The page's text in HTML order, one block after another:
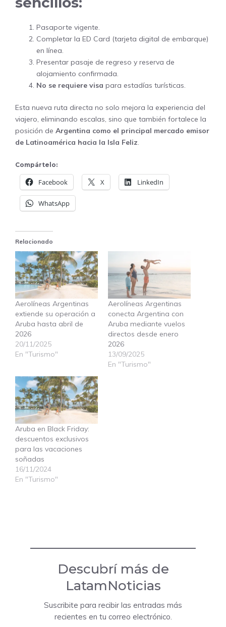
Pasaporte vigente.
Completar la ED Card (tarjeta digital de embarque)
en línea.
Presentar pasaje de regreso y reserva de
alojamiento confirmada.
No se requiere visa para estadías turísticas.
Esta nueva ruta directa no solo mejora la experiencia del
viajero, eliminando escalas, sino que también fortalece la
posición de Argentina como el principal mercado emisor
de Latinoamérica hacia la Isla Feliz.
Compártelo:
Facebook X LinkedIn
WhatsApp
Relacionado
Aerolíneas Argentinas
extiende su operación a
Aruba hasta abril de
2026
20/11/2025
En "Turismo"
Aerolíneas Argentinas
conecta Argentina con
Aruba mediante vuelos
directos desde enero
2026
13/09/2025
En "Turismo"
Aruba en Black Friday:
descuentos exclusivos
para las vacaciones
soñadas
16/11/2024
En "Turismo"
Descubrí más de
LatamNoticias
Suscribite para recibir las entradas más
recientes en tu correo electrónico.